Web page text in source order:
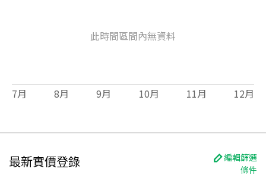
此時間區間內無資料
7月 8月 9月 10月 11月 12月
最新實價登錄
編輯篩選
條件